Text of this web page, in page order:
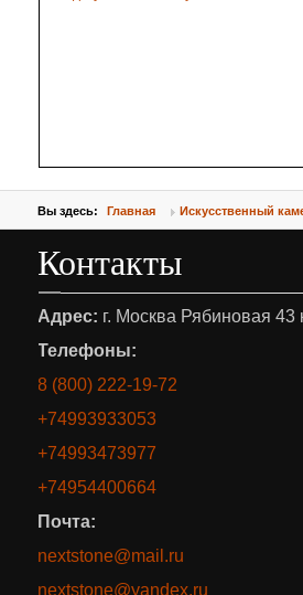
Вы здесь: Главная Искусственный
Контакты
Адрес: г. Москва Рябиновая 43
Телефоны:
8 (800) 222-19-72
+74993933053
+74993473977
+74954400664
Почта:
nextstone@mail.ru
nextstone@yandex.ru